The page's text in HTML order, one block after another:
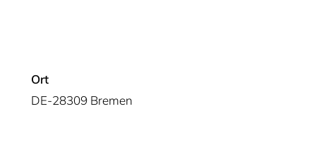
Ort
DE-28309 Bremen